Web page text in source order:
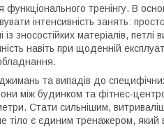
функціонального тренінгу. В
інтенсивність занять: просто
зносостійких матеріалів, петлі
навіть при щоденній
та випадів до
між будинком та фітнес-
Стати сильнішим,
тіло є єдиним тренажером, який